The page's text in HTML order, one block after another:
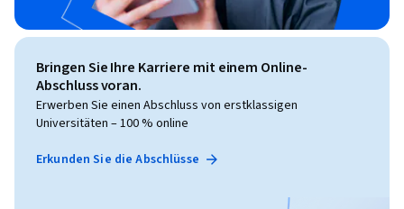
Bringen Sie Ihre Karriere mit einem Online-
Abschluss voran.
Erwerben Sie einen Abschluss von erstklassigen
Universitäten – 100 % online
Erkunden Sie die Abschlüsse